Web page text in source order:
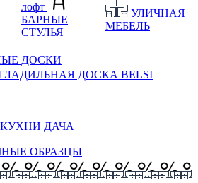
лофт
БАРНЫЕ
СТУЛЬЯ
УЛИЧНАЯ
МЕБЕЛЬ
ДОСКИ
ДОСКА BELSI
ДАЧА
ОБРАЗЦЫ